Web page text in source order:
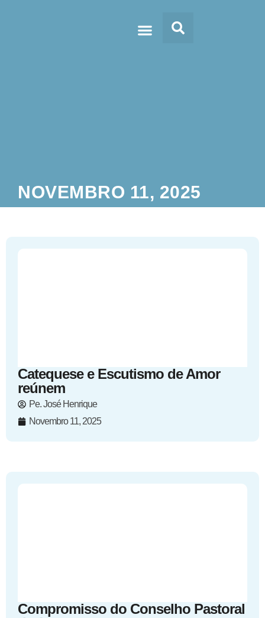
NOVEMBRO 11, 2025
Catequese e Escutismo de Amor
reúnem
Pe. José Henrique
Novembro 11, 2025
Compromisso do Conselho Pastoral